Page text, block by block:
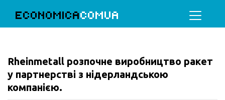
ECONOMICACOMUA
Rheinmetall розпочне виробництво ракет
у партнерстві з нідерландською
компанією.